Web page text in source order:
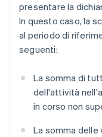
presentare la
In questo caso, la
al periodo di
seguenti:
La somma di
dell'attività
in corso non
La somma